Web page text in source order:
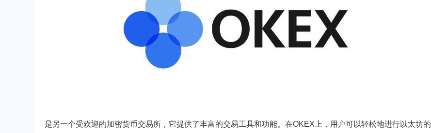
是另一个受欢迎的加密货币交易所，它提供了丰富的交易工具和功能。在OKEX上，用户可以轻松地进行以太坊的